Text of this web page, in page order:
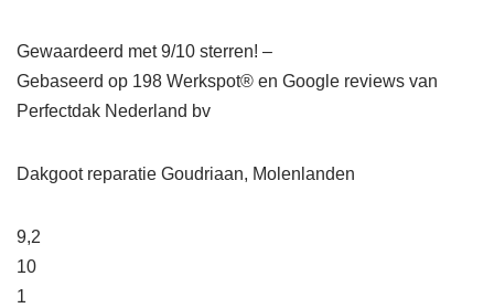
Gewaardeerd met 9/10 sterren! –
Gebaseerd op 198 Werkspot® en Google reviews van
Perfectdak Nederland bv
Dakgoot reparatie Goudriaan, Molenlanden
9,2
10
1